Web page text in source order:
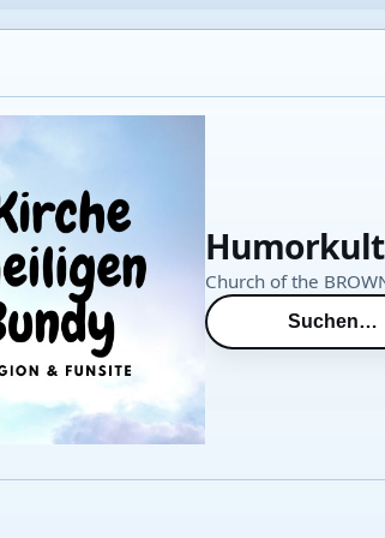
Humorkult
Church of the
Suchen…